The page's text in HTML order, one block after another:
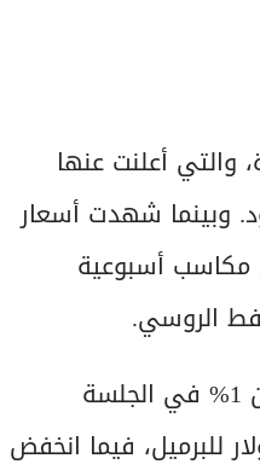
والتي أعلنت عنها
وبينما شهدت أسعار
مكاسب أسبوعية
الروسي.
يوم الجمعة، تحركت أسعار النفط في نطاق ضيق، بعد أن انخفضت بأكثر من 1% في الجلسة
سعر خام برنت القياسي بنسبة 0.40%، ليصل إلى 71.41 دولار للبرميل، فيما انخفض